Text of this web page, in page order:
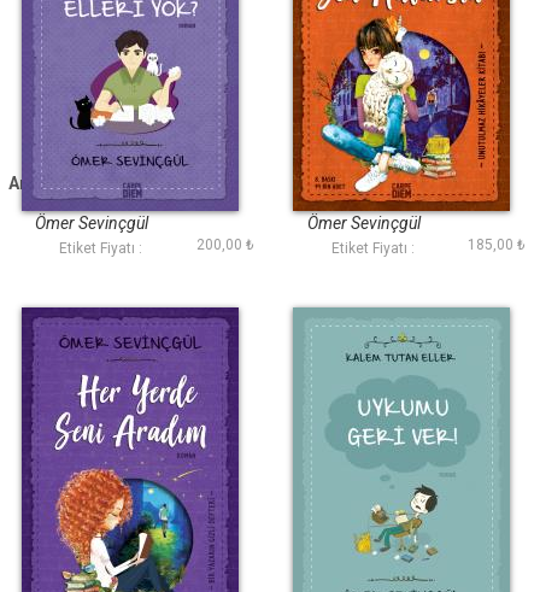
Anne Neden Kedilerin
Elleri Yok?
Ömer Sevinçgül
Etiket Fiyatı : 200,00 ₺
Beni Yalnız Sen
Anlarsın
Ömer Sevinçgül
Etiket Fiyatı : 185,00 ₺